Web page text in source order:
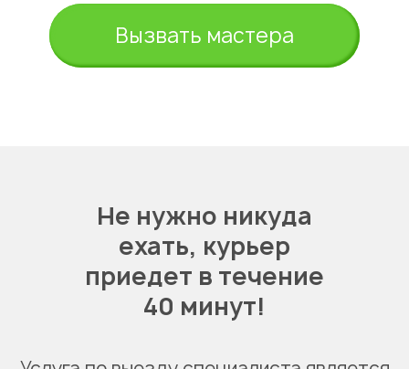
Вызвать мастера
Не нужно никуда
ехать, курьер
приедет в течение
40 минут!